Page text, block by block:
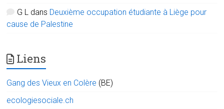
G L dans Deuxième occupation étudiante à Liège pour
cause de Palestine
Liens
Gang des Vieux en Colère (BE)
ecologiesociale.ch